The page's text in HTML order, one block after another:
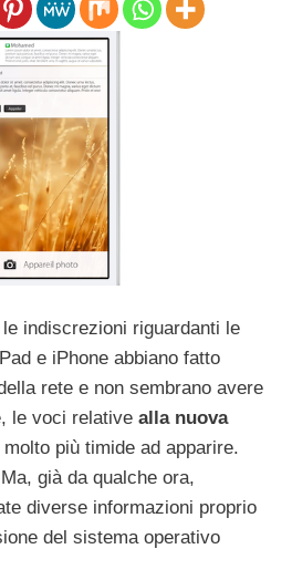
indiscrezioni riguardanti le
e iPhone abbiano fatto
rete e non sembrano avere
le voci relative alla nuova
molto più timide ad apparire.
già da qualche ora,
diverse informazioni proprio
del sistema operativo